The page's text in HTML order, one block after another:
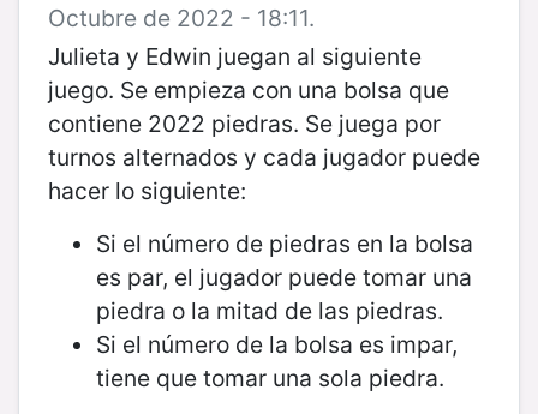
Octubre de 2022 - 18:11.
Julieta y Edwin juegan al siguiente
juego. Se empieza con una bolsa que
contiene 2022 piedras. Se juega por
turnos alternados y cada jugador puede
hacer lo siguiente:
Si el número de piedras en la bolsa
es par, el jugador puede tomar una
piedra o la mitad de las piedras.
Si el número de la bolsa es impar,
tiene que tomar una sola piedra.